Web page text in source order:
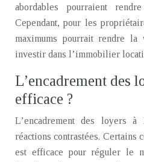
abordables pourraient
Cependant, pour les
maximums pourrait rendre
investir dans l’immobilier
L’encadrement des
efficace ?
L’encadrement des loyers
réactions contrastées. Certains
est efficace pour réguler le